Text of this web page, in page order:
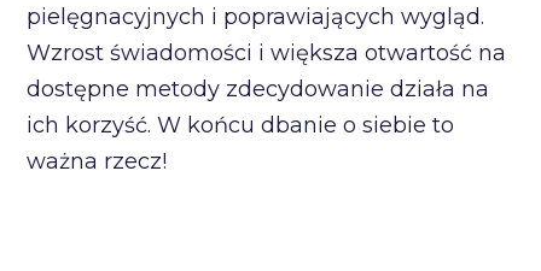
pielęgnacyjnych i poprawiających wygląd.
Wzrost świadomości i większa otwartość na
dostępne metody zdecydowanie działa na
ich korzyść. W końcu dbanie o siebie to
ważna rzecz!